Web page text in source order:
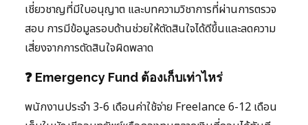
เชี่ยวชาญที่มีใบอนุญาต และบทความวิชาการที่ผ่านการตรวจ
สอบ การมีข้อมูลรอบด้านช่วยให้ตัดสินใจได้ดีขึ้นและลดความ
เสี่ยงจากการตัดสินใจผิดพลาด
❓ Emergency Fund ต้องเก็บเท่าไหร่
พนักงานประจำ 3-6 เดือนค่าใช้จ่าย Freelance 6-12 เดือน